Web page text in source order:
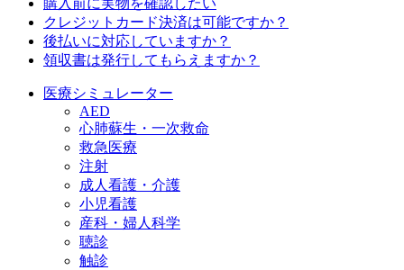
クレジットカード決済は可能ですか？
後払いに対応していますか？
領収書は発行してもらえますか？
医療シミュレーター
AED
心肺蘇生・一次救命
救急医療
注射
成人看護・介護
小児看護
産科・婦人科学
聴診
触診